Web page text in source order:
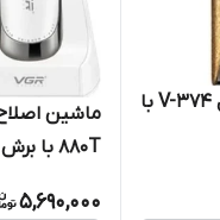
ماشین اصلاح وی جی آر مدل V-374 با
880T با برش مستقیم
5,690,000